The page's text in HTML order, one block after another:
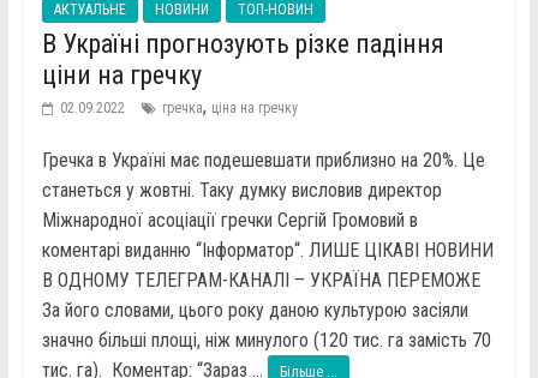
АКТУАЛЬНЕ НОВИНИ ТОП-НОВИН
В Україні прогнозують різке падіння
ціни на гречку
02.09.2022 гречка, ціна на гречку
Гречка в Україні має подешевшати приблизно на 20%. Це
станеться у жовтні. Таку думку висловив директор
Міжнародної асоціації гречки Сергій Громовий в
коментарі виданню “Інформатор“. ЛИШЕ ЦІКАВІ НОВИНИ
В ОДНОМУ ТЕЛЕГРАМ-КАНАЛІ – УКРАЇНА ПЕРЕМОЖЕ
За його словами, цього року даною культурою засіяли
значно більші площі, ніж минулого (120 тис. га замість 70
тис. га). Коментар: “Зараз ...
Більше ...